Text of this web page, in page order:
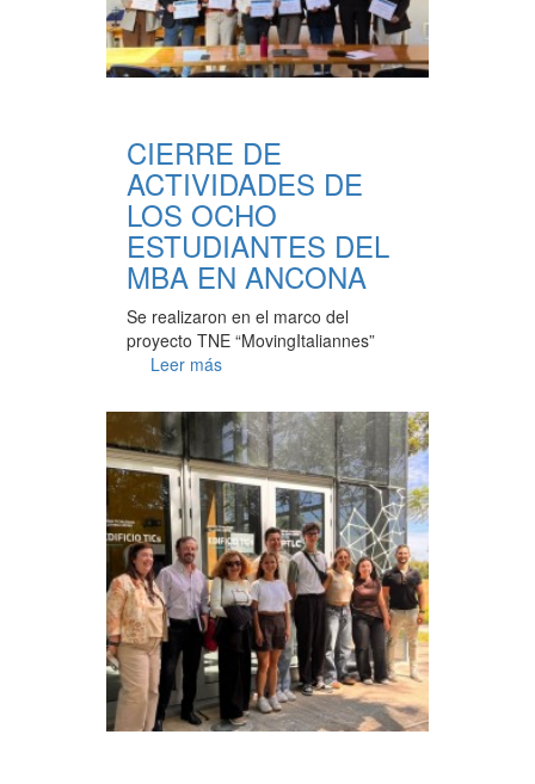
CIERRE DE
ACTIVIDADES DE
LOS OCHO
ESTUDIANTES DEL
MBA EN ANCONA
Se realizaron en el marco del
proyecto TNE “MovingItaliannes”
Leer más